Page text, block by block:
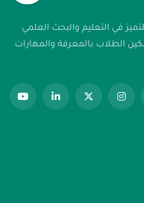
في التعليم والبحث العلمي
الطلاب بالمعرفة والمهارات